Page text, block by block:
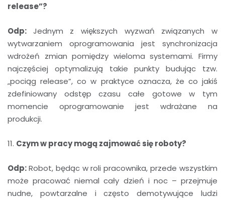
release”?
Odp: Jednym z większych wyzwań związanych w
wytwarzaniem oprogramowania jest synchronizacja
wdrożeń zmian pomiędzy wieloma systemami. Firmy
najczęściej optymalizują takie punkty budując tzw.
„pociąg release”, co w praktyce oznacza, że co jakiś
zdefiniowany odstęp czasu całe gotowe w tym
momencie oprogramowanie jest wdrażane na
produkcji.
11. Czym w pracy mogą zajmować się roboty?
Odp:Robot, będąc w roli pracownika, przede wszystkim
może pracować niemal cały dzień i noc – przejmuje
nudne, powtarzalne i często demotywujące ludzi